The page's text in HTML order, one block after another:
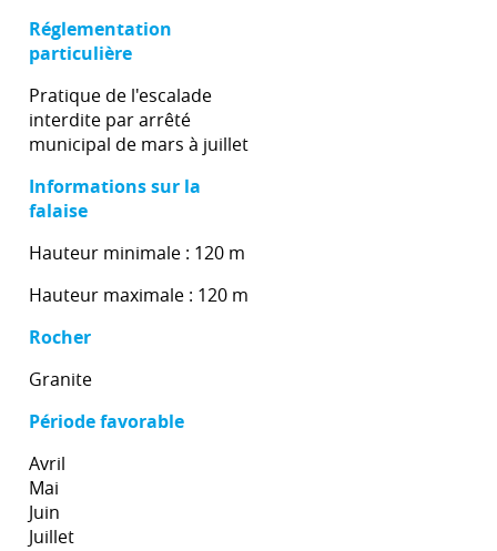
Réglementation
particulière
Pratique de l'escalade
interdite par arrêté
municipal de mars à juillet
Informations sur la
falaise
Hauteur minimale : 120 m
Hauteur maximale : 120 m
Rocher
Granite
Période favorable
Avril
Mai
Juin
Juillet